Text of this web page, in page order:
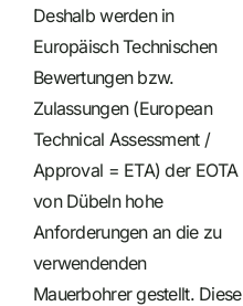
Deshalb werden in
Europäisch Technischen
Bewertungen bzw.
Zulassungen (European
Technical Assessment /
Approval = ETA) der EOTA
von Dübeln hohe
Anforderungen an die zu
verwendenden
Mauerbohrer gestellt. Diese